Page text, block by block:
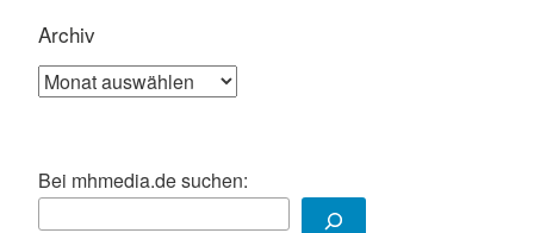
Archiv
Archiv
Bei mhmedia.de suchen: